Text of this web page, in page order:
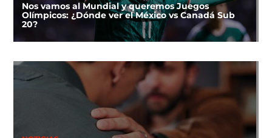
Nos vamos al Mundial y queremos Juegos
Olímpicos: ¿Dónde ver el México vs Canadá Sub
20?